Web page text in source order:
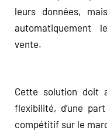
leurs données,
automatiquement
vente.
Cette solution doit
flexibilité, d’une
compétitif sur le